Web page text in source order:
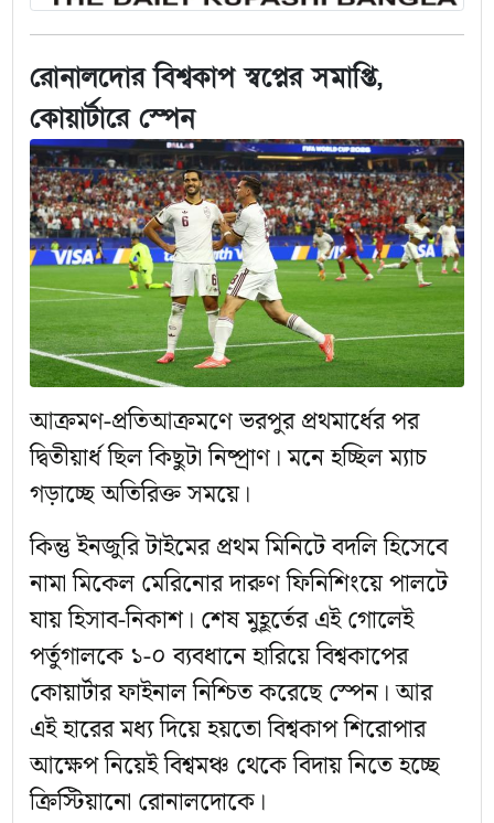
রোনালদোর বিশ্বকাপ স্বপ্নের সমাপ্তি,
কোয়ার্টারে স্পেন
আক্রমণ-প্রতিআক্রমণে ভরপুর প্রথমার্ধের পর
দ্বিতীয়ার্ধ ছিল কিছুটা নিষ্প্রাণ। মনে হচ্ছিল ম্যাচ
গড়াচ্ছে অতিরিক্ত সময়ে।
কিন্তু ইনজুরি টাইমের প্রথম মিনিটে বদলি হিসেবে
নামা মিকেল মেরিনোর দারুণ ফিনিশিংয়ে পালটে
যায় হিসাব-নিকাশ। শেষ মুহূর্তের এই গোলেই
পর্তুগালকে ১-০ ব্যবধানে হারিয়ে বিশ্বকাপের
কোয়ার্টার ফাইনাল নিশ্চিত করেছে স্পেন। আর
এই হারের মধ্য দিয়ে হয়তো বিশ্বকাপ শিরোপার
আক্ষেপ নিয়েই বিশ্বমঞ্চ থেকে বিদায় নিতে হচ্ছে
ক্রিস্টিয়ানো রোনালদোকে।